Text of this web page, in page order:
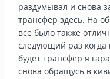
раздумывал и снова
трансфер здесь. На
все было также
следующий раз
будет трансфер я
снова обращусь в